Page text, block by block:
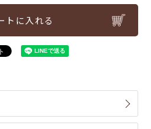
トに入れる